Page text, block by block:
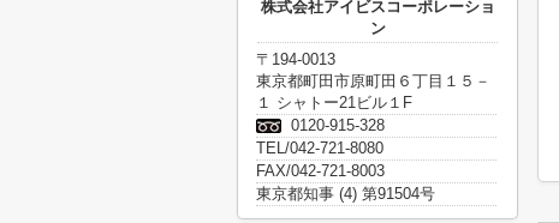
株式会社アイビスコーポレーショ
ン
〒194-0013
東京都町田市原町田６丁目１５－
１ シャトー21ビル１F
0120-915-328
TEL/042-721-8080
FAX/042-721-8003
東京都知事 (4) 第91504号